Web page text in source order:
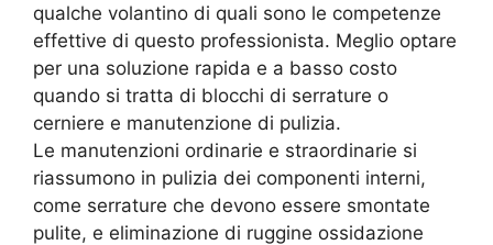
qualche volantino di quali sono le competenze
effettive di questo professionista. Meglio optare
per una soluzione rapida e a basso costo
quando si tratta di blocchi di serrature o
cerniere e manutenzione di pulizia.
Le manutenzioni ordinarie e straordinarie si
riassumono in pulizia dei componenti interni,
come serrature che devono essere smontate
pulite, e eliminazione di ruggine ossidazione